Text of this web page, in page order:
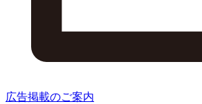
広告掲載のご案内